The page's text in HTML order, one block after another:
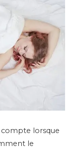
compte lorsque
le